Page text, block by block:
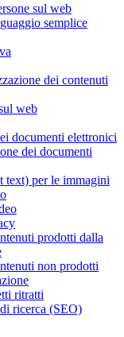
sul web
semplice
dei contenuti
web
documenti elettronici
dei documenti
text) per le immagini
prodotti dalla
non prodotti
ritratti
ricerca (SEO)